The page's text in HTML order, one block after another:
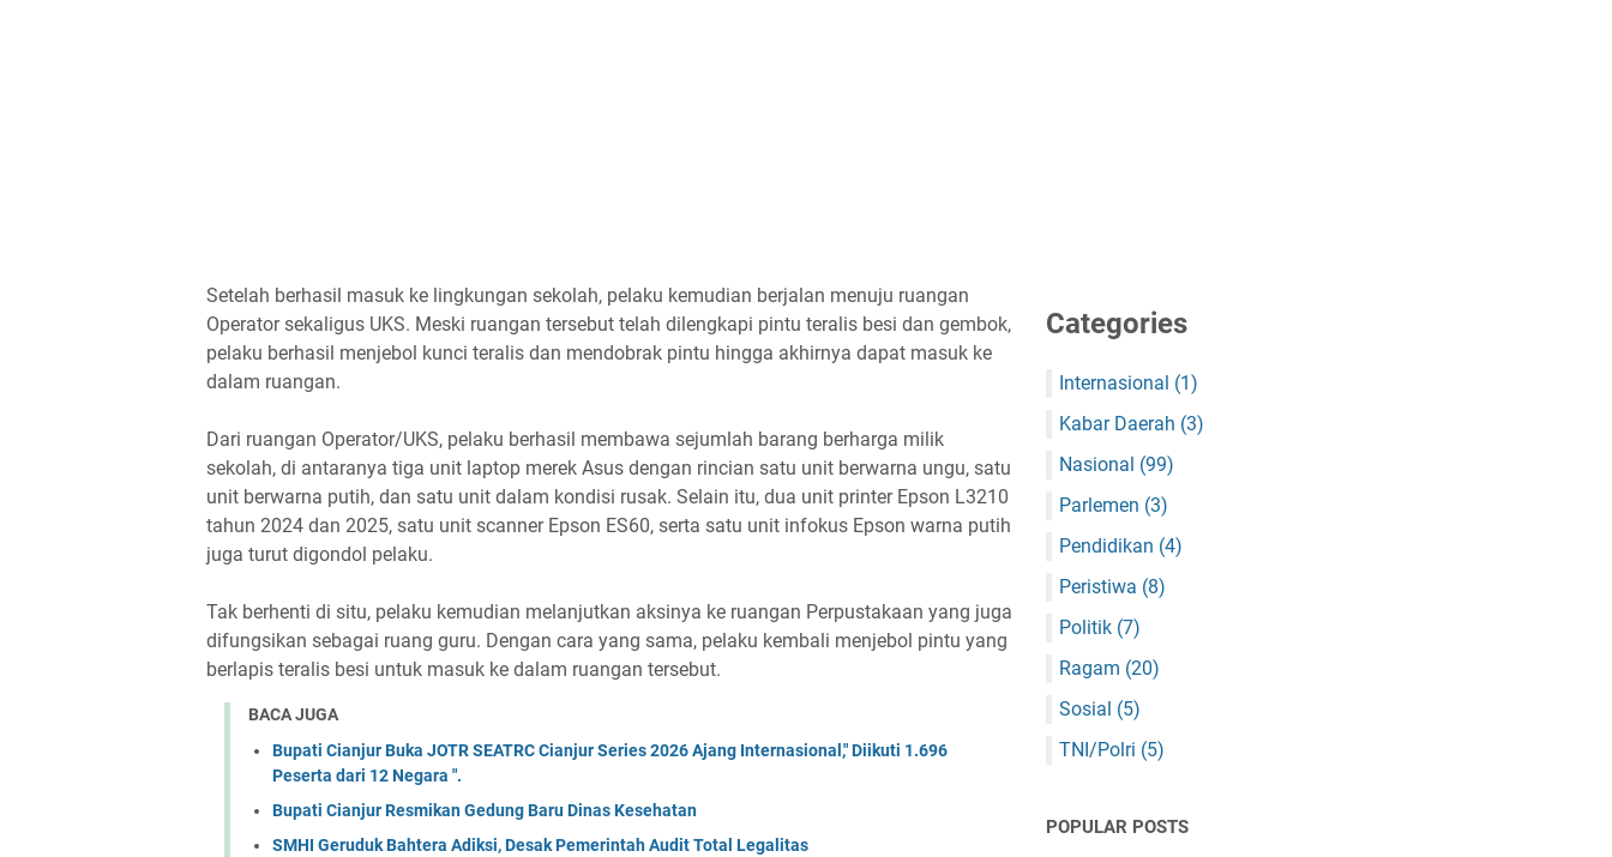
Setelah berhasil masuk ke lingkungan sekolah, pelaku kemudian berjalan menuju ruangan
Operator sekaligus UKS. Meski ruangan tersebut telah dilengkapi pintu teralis besi dan gembok,
pelaku berhasil menjebol kunci teralis dan mendobrak pintu hingga akhirnya dapat masuk ke
dalam ruangan.
Dari ruangan Operator/UKS, pelaku berhasil membawa sejumlah barang berharga milik
sekolah, di antaranya tiga unit laptop merek Asus dengan rincian satu unit berwarna ungu, satu
unit berwarna putih, dan satu unit dalam kondisi rusak. Selain itu, dua unit printer Epson L3210
tahun 2024 dan 2025, satu unit scanner Epson ES60, serta satu unit infokus Epson warna putih
juga turut digondol pelaku.
Tak berhenti di situ, pelaku kemudian melanjutkan aksinya ke ruangan Perpustakaan yang juga
difungsikan sebagai ruang guru. Dengan cara yang sama, pelaku kembali menjebol pintu yang
berlapis teralis besi untuk masuk ke dalam ruangan tersebut.
BACA JUGA
Bupati Cianjur Buka JOTR SEATRC Cianjur Series 2026 Ajang Internasional," Diikuti 1.696
Peserta dari 12 Negara ".
Bupati Cianjur Resmikan Gedung Baru Dinas Kesehatan
SMHI Geruduk Bahtera Adiksi, Desak Pemerintah Audit Total Legalitas
Categories
Internasional (1)
Kabar Daerah (3)
Nasional (99)
Parlemen (3)
Pendidikan (4)
Peristiwa (8)
Politik (7)
Ragam (20)
Sosial (5)
TNI/Polri (5)
POPULAR POSTS